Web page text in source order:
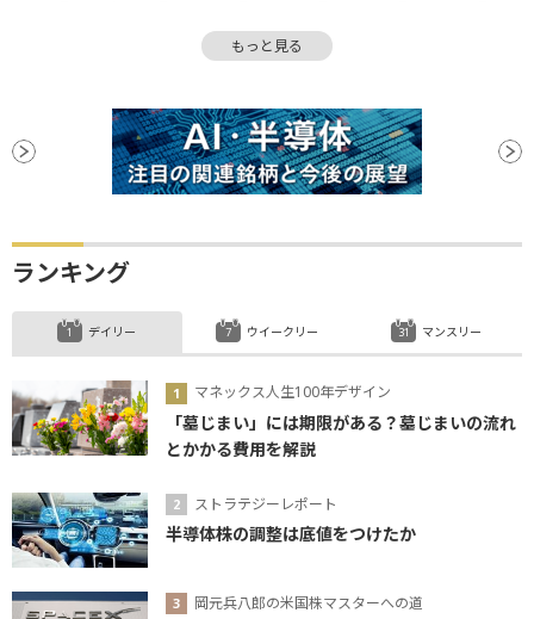
もっと見る
ランキング
デイリー
マネックス人生100年デザイン
「墓じまい」には期限がある？墓じまいの流れ
とかかる費用を解説
ストラテジーレポート
半導体株の調整は底値をつけたか
岡元兵八郎の米国株マスターへの道
ウイークリー マンスリー